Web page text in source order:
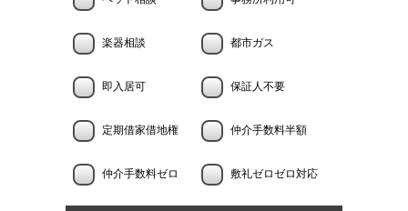
楽器相談 都市ガス
即入居可 保証人不要
定期借家借地権 仲介手数料半額
仲介手数料ゼロ 敷礼ゼロゼロ対応